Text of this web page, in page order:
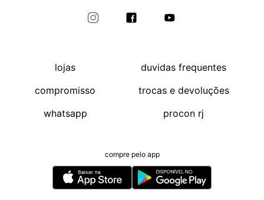
lojas
compromisso
whatsapp
duvidas frequentes
trocas e devoluções
procon rj
compre pelo app